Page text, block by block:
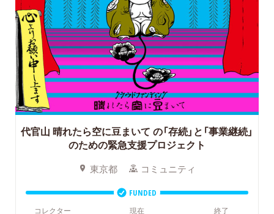
代官山 晴れたら空に豆まいて の「存続」と「事業継続」
のための緊急支援プロジェクト
東京都 コミュニティ
FUNDED
コレクター
現在 終了